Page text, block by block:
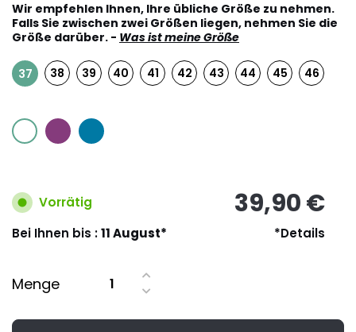
Wir empfehlen Ihnen, Ihre übliche Größe zu nehmen.
Falls Sie zwischen zwei Größen liegen, nehmen Sie die
Größe darüber. - Was ist meine Größe
37 38 39 40 41 42 43 44 45 46
Vorrätig 39,90 €
Bei Ihnen bis :11 August* *Details
Menge